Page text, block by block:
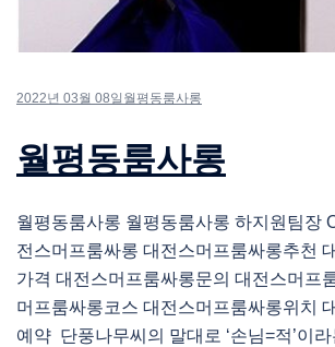
2022년 03월 08일 월평동룸사롱
월평동룸사롱
월평동룸사롱 월평동룸사롱 하지원팀장
전스머프룸싸롱 대전스머프룸싸롱추천
가격 대전스머프룸싸롱문의 대전스머프
머프룸싸롱코스 대전스머프룸싸롱위치
예약 단풍나무씨의 말대로 ‘손님=적’이